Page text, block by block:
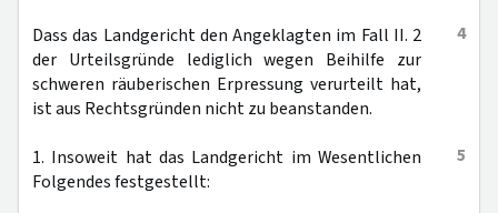
4
Dass das Landgericht den Angeklagten im Fall II. 2
der Urteilsgründe lediglich wegen Beihilfe zur
schweren räuberischen Erpressung verurteilt hat,
ist aus Rechtsgründen nicht zu beanstanden.
5
1. Insoweit hat das Landgericht im Wesentlichen
Folgendes festgestellt: